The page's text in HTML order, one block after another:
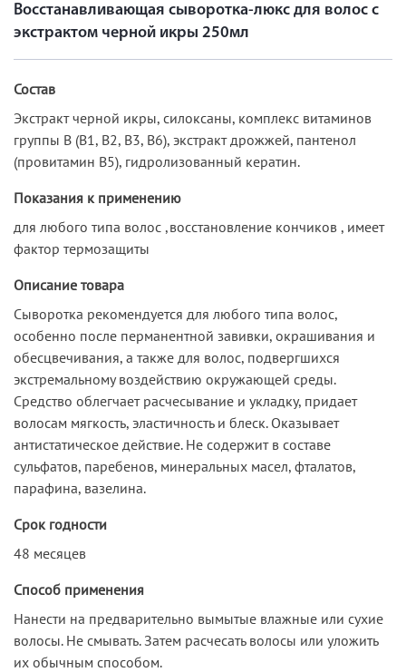
Восстанавливающая сыворотка-люкс для волос с
экстрактом черной икры 250мл
Состав
Экстракт черной икры, силоксаны, комплекс витаминов
группы В (B1, B2, B3, B6), экстракт дрожжей, пантенол
(провитамин В5), гидролизованный кератин.
Показания к применению
для любого типа волос ,восстановление кончиков , имеет
фактор термозащиты
Описание товара
Сыворотка рекомендуется для любого типа волос,
особенно после перманентной завивки, окрашивания и
обесцвечивания, а также для волос, подвергшихся
экстремальному воздействию окружающей среды.
Средство облегчает расчесывание и укладку, придает
волосам мягкость, эластичность и блеск. Оказывает
антистатическое действие. Не содержит в составе
сульфатов, паребенов, минеральных масел, фталатов,
парафина, вазелина.
Срок годности
48 месяцев
Способ применения
Нанести на предварительно вымытые влажные или сухие
волосы. Не смывать. Затем расчесать волосы или уложить
их обычным способом.